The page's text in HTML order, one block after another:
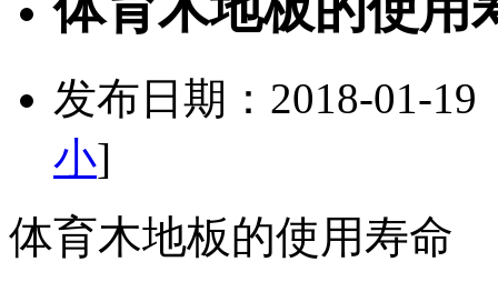
发布日期：2018-01-
小]
体育木地板的使用寿命